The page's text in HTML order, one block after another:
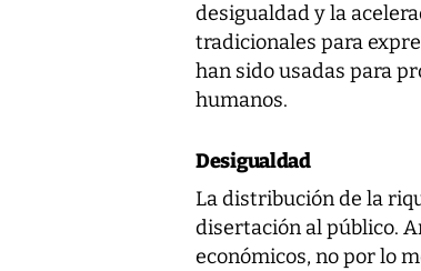
desigualdad y la
tradicionales para
han sido usadas para
humanos.
Desigualdad
La distribución de la
disertación al público.
económicos, no por lo